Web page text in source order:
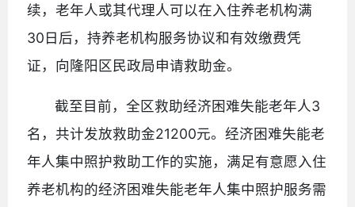
续，老年人或其代理人可以在入住养老机构满
30日后，持养老机构服务协议和有效缴费凭
证，向隆阳区民政局申请救助金。
截至目前，全区救助经济困难失能老年人3
名，共计发放救助金21200元。经济困难失能老
年人集中照护救助工作的实施，满足有意愿入住
养老机构的经济困难失能老年人集中照护服务需